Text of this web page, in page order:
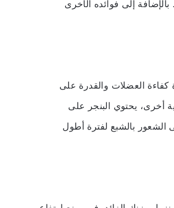
إلى فوائده الأخرى
كفاءة العضلات والقدرة على
أخرى، يحتوي البنجر على
الشعور بالشبع لفترة أطول